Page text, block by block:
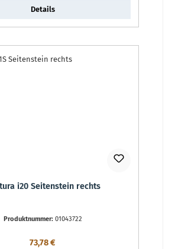
Details
i20 Seitenstein rechts
Produktnummer: 01043722
Regulärer Preis:
73,78 €